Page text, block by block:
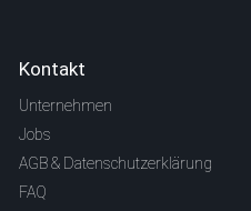
Kontakt
Unternehmen
Jobs
AGB & Datenschutzerklärung
FAQ